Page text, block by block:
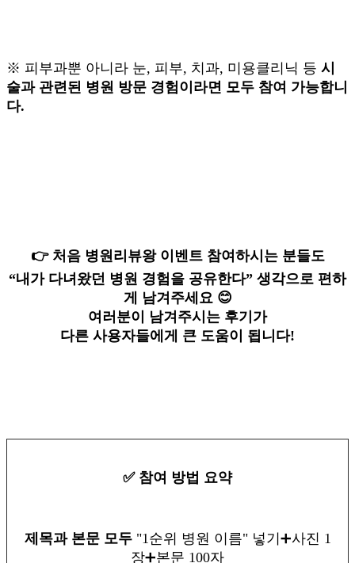
※ 피부과뿐 아니라 눈, 피부, 치과, 미용클리닉 등 시
술과 관련된 병원 방문 경험이라면 모두 참여 가능합니
다.
👉 처음 병원리뷰왕 이벤트 참여하시는 분들도
“내가 다녀왔던 병원 경험을 공유한다” 생각으로 편하
게 남겨주세요 😊
여러분이 남겨주시는 후기가
다른 사용자들에게 큰 도움이 됩니다!
✅ 참여 방법 요약
제목과 본문 모두"1순위 병원 이름" 넣기➕사진 1
장➕본문 100자